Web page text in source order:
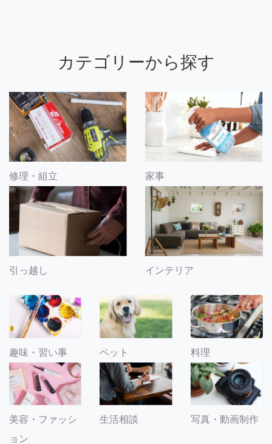
カテゴリーから探す
修理・組立 家事
引っ越し インテリア
趣味・習い事 ペット 料理
美容・ファッシ
ョン
生活相談 写真・動画制作